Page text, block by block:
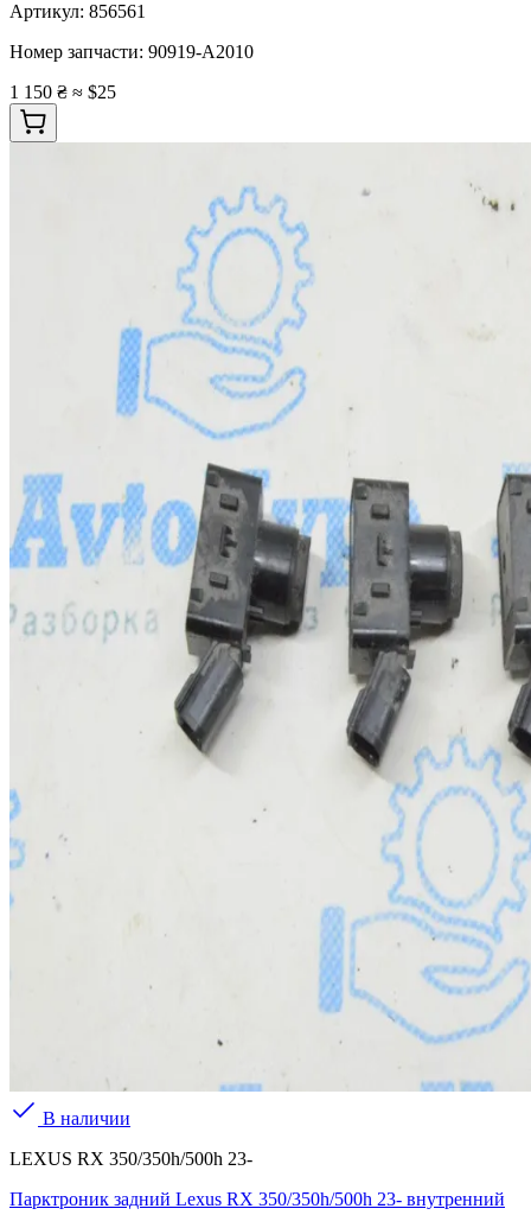
Артикул: 856561
Номер запчасти: 90919-A2010
1 150 ₴ ≈ $25
В наличии
LEXUS RX 350/350h/500h 23-
Парктроник задний Lexus RX 350/350h/500h 23- внутренний